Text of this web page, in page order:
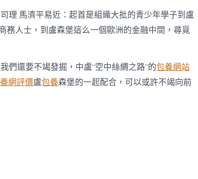
理 馬濟平易近：起首是組織大批的青少年學子到盧
務人士，到盧森堡這么一個歐洲的金融中間，尋覓
們還要不竭發掘，中盧“空中絲綢之路”的包養網站
網評價盧包養森堡的一起配合，可以或許不竭向前